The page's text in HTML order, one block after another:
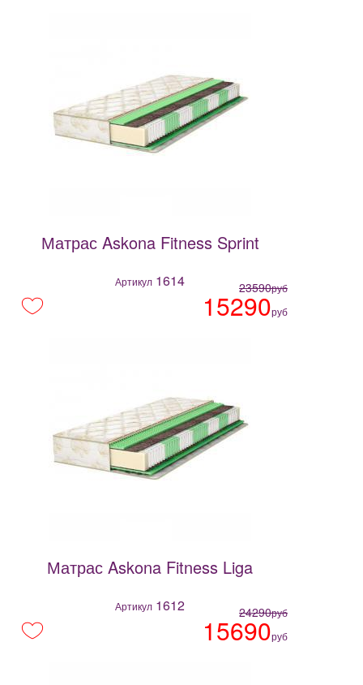
Матрас Askona Fitness Sprint
Артикул 1614 23590руб
15290руб
Матрас Askona Fitness Liga
Артикул 1612 24290руб
15690руб